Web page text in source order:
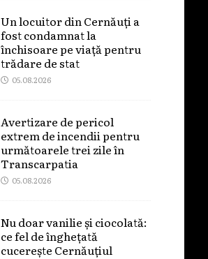
Un locuitor din Cernăuți a
fost condamnat la
închisoare pe viață pentru
trădare de stat
05.08.2026
Avertizare de pericol
extrem de incendii pentru
următoarele trei zile în
Transcarpatia
05.08.2026
Nu doar vanilie și ciocolată:
ce fel de înghețată
cucerește Cernăuțiul